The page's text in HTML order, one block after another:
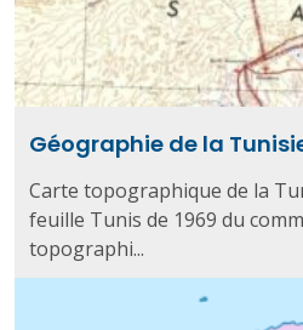
Géographie de la
Carte topographique de la
feuille Tunis de 1969 du
topographi...